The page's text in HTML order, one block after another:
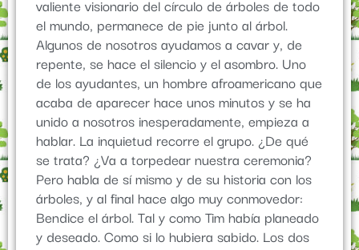
valiente visionario del círculo de árboles de todo
el mundo, permanece de pie junto al árbol.
Algunos de nosotros ayudamos a cavar y, de
repente, se hace el silencio y el asombro. Uno
de los ayudantes, un hombre afroamericano que
acaba de aparecer hace unos minutos y se ha
unido a nosotros inesperadamente, empieza a
hablar. La inquietud recorre el grupo. ¿De qué
se trata? ¿Va a torpedear nuestra ceremonia?
Pero habla de sí mismo y de su historia con los
árboles, y al final hace algo muy conmovedor:
Bendice el árbol. Tal y como Tim había planeado
y deseado. Como si lo hubiera sabido. Los dos